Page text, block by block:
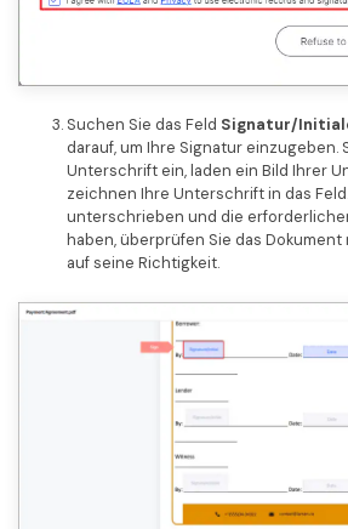
Suchen Sie das Feld Signatur/
darauf, um Ihre Signatur einzugeben.
Unterschrift ein, laden ein Bild Ihrer
zeichnen Ihre Unterschrift in das
unterschrieben und die
haben, überprüfen Sie das
auf seine Richtigkeit.